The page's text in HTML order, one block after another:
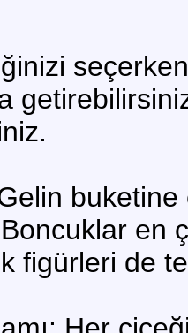
buketine
en
figürleri de